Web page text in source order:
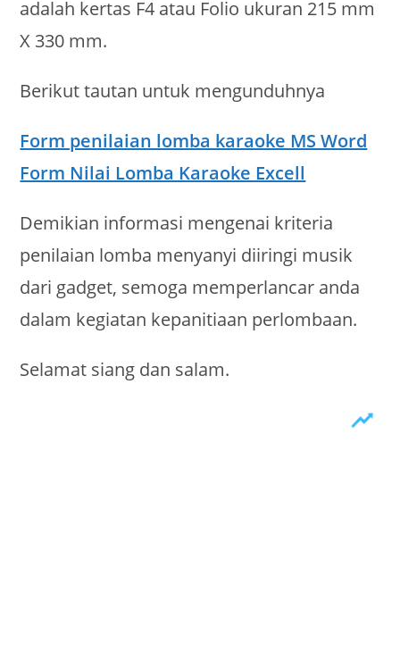
adalah kertas F4 atau Folio ukuran 215 mm
X 330 mm.
Berikut tautan untuk mengunduhnya
Form penilaian lomba karaoke MS Word
Form Nilai Lomba Karaoke Excell
Demikian informasi mengenai kriteria
penilaian lomba menyanyi diiringi musik
dari gadget, semoga memperlancar anda
dalam kegiatan kepanitiaan perlombaan.
Selamat siang dan salam.